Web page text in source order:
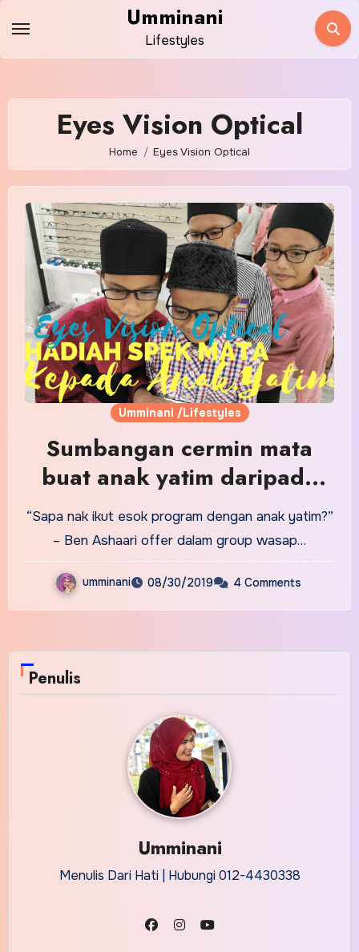
content
Umminani
Lifestyles
Eyes Vision Optical
Home Eyes Vision Optical
Umminani /Lifestyles
Sumbangan cermin mata
buat anak yatim daripada
Eyes Vision Optical , Sungei
Wang Plaza
“Sapa nak ikut esok program dengan anak yatim?”
– Ben Ashaari offer dalam group wasap…
umminani 08/30/2019 4 Comments
Penulis
Umminani
Menulis Dari Hati | Hubungi 012-4430338